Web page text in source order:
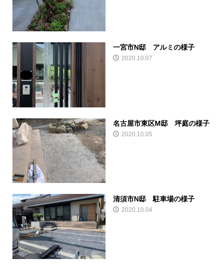
一宮市N邸 アルミの様子
2020.10.07
名古屋市東区M邸 坪庭の様子
2020.10.05
清須市N邸 駐車場の様子
2020.10.04